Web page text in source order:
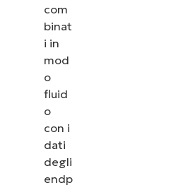
com
binat
i in
mod
o
fluid
o
con i
dati
degli
endp